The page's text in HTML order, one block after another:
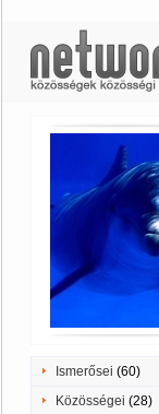
Ismerősei (60)
Közösségei (28)